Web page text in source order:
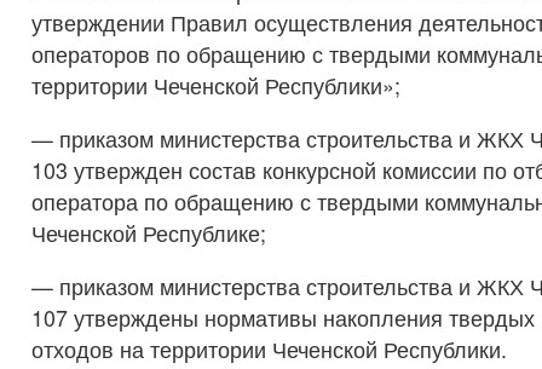
утверждении Правил осуществления
операторов по обращению с твердыми
территории Чеченской Республики»;
— приказом министерства строительства и ЖКХ
103 утвержден состав конкурсной комиссии по
оператора по обращению с твердыми
Чеченской Республике;
— приказом министерства строительства и ЖКХ
107 утверждены нормативы накопления
отходов на территории Чеченской Республики.